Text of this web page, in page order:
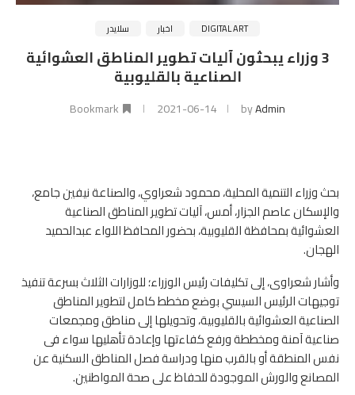
DIGITAL ART اخبار سلايدر
3 وزراء يبحثون آليات تطوير المناطق العشوائية
الصناعية بالقليوبية
byAdmin
2021-06-14
Bookmark
بحث وزراء التنمية المحلية، محمود شعراوي، والصناعة نيفين جامع،
والإسكان عاصم الجزار، أمس، آليات تطوير المناطق الصناعية
العشوائية بمحافظة القليوبية، بحضور المحافظ اللواء عبدالحميد
الهجان.
وأشار شعراوى، إلى تكليفات رئيس الوزراء؛ للوزارات الثلاث بسرعة تنفيذ
توجيهات الرئيس السيسي بوضع مخطط كامل لتطوير المناطق
الصناعية العشوائية بالقليوبية، وتحويلها إلى مناطق ومجمعات
صناعية آمنة ومخططة ورفع كفاءتها وإعادة تأهليها سواء فى
نفس المنطقة أو بالقرب منها ودراسة فصل المناطق السكنية عن
المصانع والورش الموجودة للحفاظ على صحة المواطنين.